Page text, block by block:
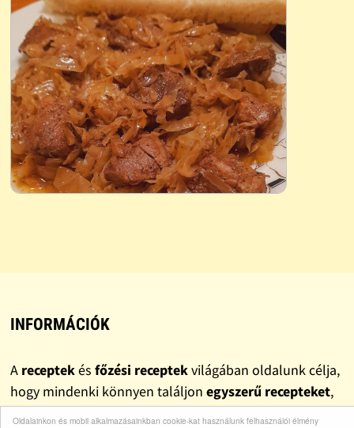
Oldalainkon és mobil alkalmazásainkban cookie-kat használunk felhasználói élmény
INFORMÁCIÓK
A receptekés főzési receptekvilágában oldalunk célja,
hogy mindenki könnyen találjon egyszerű recepteket,
gyors recepteketés valóbanfinom recepteket.